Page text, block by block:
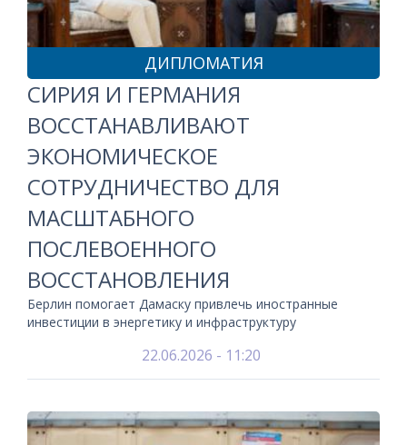
ДИПЛОМАТИЯ
СИРИЯ И ГЕРМАНИЯ
ВОССТАНАВЛИВАЮТ
ЭКОНОМИЧЕСКОЕ
СОТРУДНИЧЕСТВО ДЛЯ
МАСШТАБНОГО
ПОСЛЕВОЕННОГО
ВОССТАНОВЛЕНИЯ
Берлин помогает Дамаску привлечь иностранные
инвестиции в энергетику и инфраструктуру
22.06.2026 - 11:20